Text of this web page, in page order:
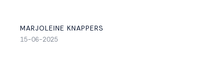
MARJOLEINE KNAPPERS
15-06-2025